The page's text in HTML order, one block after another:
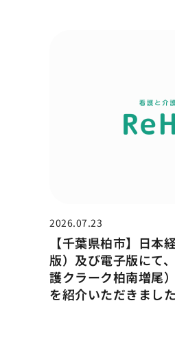
2026.07.23
【千葉県柏市】日本
版）及び電子版にて
護クラーク柏南増尾
を紹介いただきました